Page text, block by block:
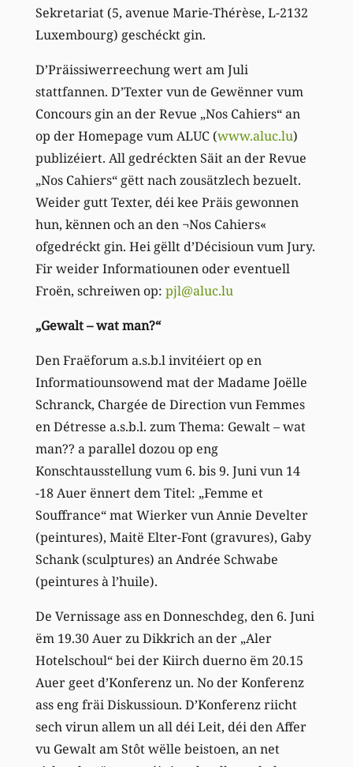
Sekretariat (5, avenue Marie-Thérèse, L-2132
Luxembourg) geschéckt gin.
D’Präissiwerreechung wert am Juli
stattfannen. D’Texter vun de Gewënner vum
Concours gin an der Revue „Nos Cahiers“ an
op der Homepage vum ALUC (www.aluc.lu)
publizéiert. All gedréckten Säit an der Revue
„Nos Cahiers“ gëtt nach zousätzlech bezuelt.
Weider gutt Texter, déi kee Präis gewonnen
hun, kënnen och an den ¬Nos Cahiers«
ofgedréckt gin. Hei gëllt d’Décisioun vum Jury.
Fir weider Informatiounen oder eventuell
Froën, schreiwen op: pjl@aluc.lu
„Gewalt – wat man?“
Den Fraëforum a.s.b.l invitéiert op en
Informatiounsowend mat der Madame Joëlle
Schranck, Chargée de Direction vun Femmes
en Détresse a.s.b.l. zum Thema: Gewalt – wat
man?? a parallel dozou op eng
Konschtausstellung vum 6. bis 9. Juni vun 14
-18 Auer ënnert dem Titel: „Femme et
Souffrance“ mat Wierker vun Annie Develter
(peintures), Maitë Elter-Font (gravures), Gaby
Schank (sculptures) an Andrée Schwabe
(peintures à l’huile).
De Vernissage ass en Donneschdeg, den 6. Juni
ëm 19.30 Auer zu Dikkrich an der „Aler
Hotelschoul“ bei der Kiirch duerno ëm 20.15
Auer geet d’Konferenz un. No der Konferenz
ass eng fräi Diskussioun. D’Konferenz riicht
sech virun allem un all déi Leit, déi den Affer
vu Gewalt am Stôt wëlle beistoen, an net